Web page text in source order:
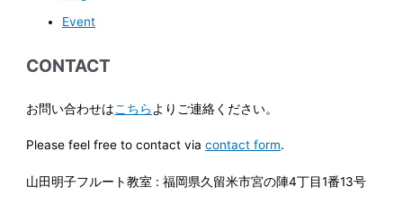
Event
CONTACT
お問い合わせはこちら よりご連絡ください。
Please feel free to contact viacontact form.
山田明子フルート教室 : 福岡県久留米市宮の陣4丁目1番13号